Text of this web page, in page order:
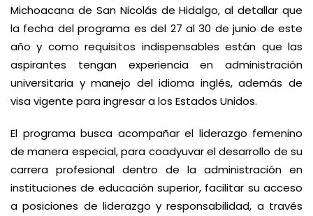
Michoacana de San Nicolás de Hidalgo, al detallar que
la fecha del programa es del 27 al 30 de junio de este
año y como requisitos indispensables están que las
aspirantes tengan experiencia en administración
universitaria y manejo del idioma inglés, además de
visa vigente para ingresar a los Estados Unidos.
El programa busca acompañar el liderazgo femenino
de manera especial, para coadyuvar el desarrollo de su
carrera profesional dentro de la administración en
instituciones de educación superior, facilitar su acceso
a posiciones de liderazgo y responsabilidad, a través